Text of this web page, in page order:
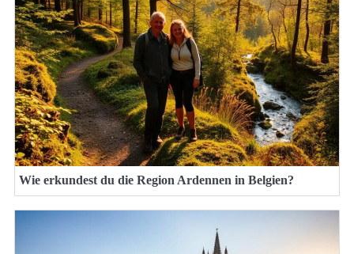
Wie erkundest du die Region Ardennen in Belgien?